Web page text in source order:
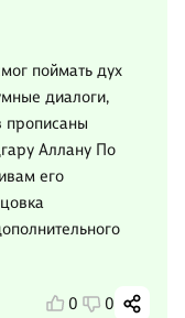
поймать дух
диалоги,
прописаны
Аллану По
его
0 0